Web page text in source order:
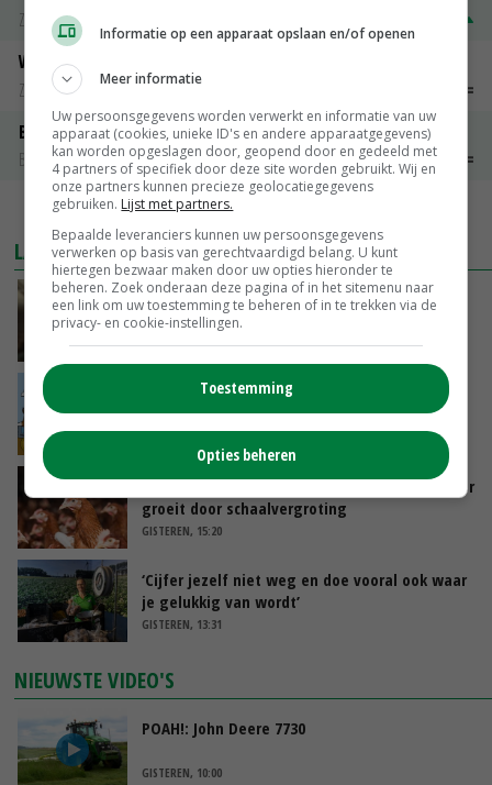
Zuivel weekprijzen
Weipoeder
Zuivel weekprijzen
Boeren Gouda 12 kg
Boerenkaas
€ 6,05 € 0,00
MEER MARKTPRIJZEN
LAATSTE NIEUWS
‘Samenwerking A-ware en Amalthea gaat
zorgen voor meer balans’
GISTEREN, 16:01
Internationale vraag naar geitenzuivel blijft
groot: Nederland in Europese top
Vlaamse varkensstapel krimpt, pluimveesector
groeit door schaalvergroting
GISTEREN, 15:20
‘Cijfer jezelf niet weg en doe vooral ook waar
je gelukkig van wordt’
GISTEREN, 13:31
NIEUWSTE VIDEO'S
POAH!: John Deere 7730
GISTEREN, 10:00
Informatie op een apparaat opslaan en/of openen
Meer informatie
Uw persoonsgegevens worden verwerkt en informatie van uw
apparaat (cookies, unieke ID's en andere apparaatgegevens)
kan worden opgeslagen door, geopend door en gedeeld met
4 partners of specifiek door deze site worden gebruikt. Wij en
onze partners kunnen precieze geolocatiegegevens
gebruiken. Lijst met partners.
Bepaalde leveranciers kunnen uw persoonsgegevens
verwerken op basis van gerechtvaardigd belang. U kunt
hiertegen bezwaar maken door uw opties hieronder te
beheren. Zoek onderaan deze pagina of in het sitemenu naar
een link om uw toestemming te beheren of in te trekken via de
privacy- en cookie-instellingen.
Toestemming
Opties beheren